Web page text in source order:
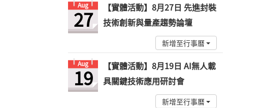
Aug
27
【實體活動】8月27日 先進封裝
技術創新與量產趨勢論壇
新增至行事曆
Aug
19
【實體活動】8月19日 AI無人載
具關鍵技術應用研討會
新增至行事曆